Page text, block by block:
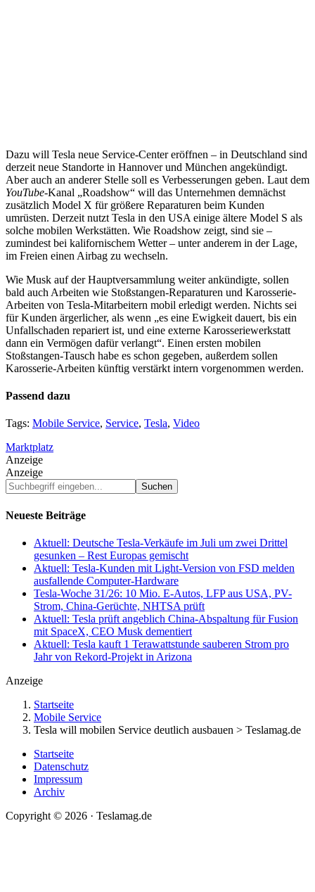
Dazu will Tesla neue Service-Center eröffnen – in Deutschland sind
derzeit neue Standorte in Hannover und München angekündigt.
Aber auch an anderer Stelle soll es Verbesserungen geben. Laut dem
YouTube-Kanal „Roadshow“ will das Unternehmen demnächst
zusätzlich Model X für größere Reparaturen beim Kunden
umrüsten. Derzeit nutzt Tesla in den USA einige ältere Model S als
solche mobilen Werkstätten. Wie Roadshow zeigt, sind sie –
zumindest bei kalifornischem Wetter – unter anderem in der Lage,
im Freien einen Airbag zu wechseln.
Wie Musk auf der Hauptversammlung weiter ankündigte, sollen
bald auch Arbeiten wie Stoßstangen-Reparaturen und Karosserie-
Arbeiten von Tesla-Mitarbeitern mobil erledigt werden. Nichts sei
für Kunden ärgerlicher, als wenn „es eine Ewigkeit dauert, bis ein
Unfallschaden repariert ist, und eine externe Karosseriewerkstatt
dann ein Vermögen dafür verlangt“. Einen ersten mobilen
Stoßstangen-Tausch habe es schon gegeben, außerdem sollen
Karosserie-Arbeiten künftig verstärkt intern vorgenommen werden.
Passend dazu
Tags: Mobile Service, Service, Tesla, Video
Marktplatz
Anzeige
Anzeige
Suchbegriff
eingeben...
Neueste Beiträge
Aktuell: Deutsche Tesla-Verkäufe im Juli um zwei Drittel
gesunken – Rest Europas gemischt
Aktuell: Tesla-Kunden mit Light-Version von FSD melden
ausfallende Computer-Hardware
Tesla-Woche 31/26: 10 Mio. E-Autos, LFP aus USA, PV-
Strom, China-Gerüchte, NHTSA prüft
Aktuell: Tesla prüft angeblich China-Abspaltung für Fusion
mit SpaceX, CEO Musk dementiert
Aktuell: Tesla kauft 1 Terawattstunde sauberen Strom pro
Jahr von Rekord-Projekt in Arizona
Anzeige
Startseite
Mobile Service
Tesla will mobilen Service deutlich ausbauen > Teslamag.de
Startseite
Datenschutz
Impressum
Archiv
Copyright © 2026 · Teslamag.de